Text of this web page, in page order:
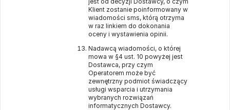
Klient zostanie poinformowany w
wiadomości sms, którą otrzyma
w raz linkiem do dokonania
oceny i wystawienia opinii.
Nadawcą wiadomości, o której
mowa w §4 ust. 10 powyżej jest
Dostawca, przy czym
Operatorem może być
zewnętrzny podmiot świadczący
usługi wsparcia i utrzymania
wybranych rozwiązań
informatycznych Dostawcy.